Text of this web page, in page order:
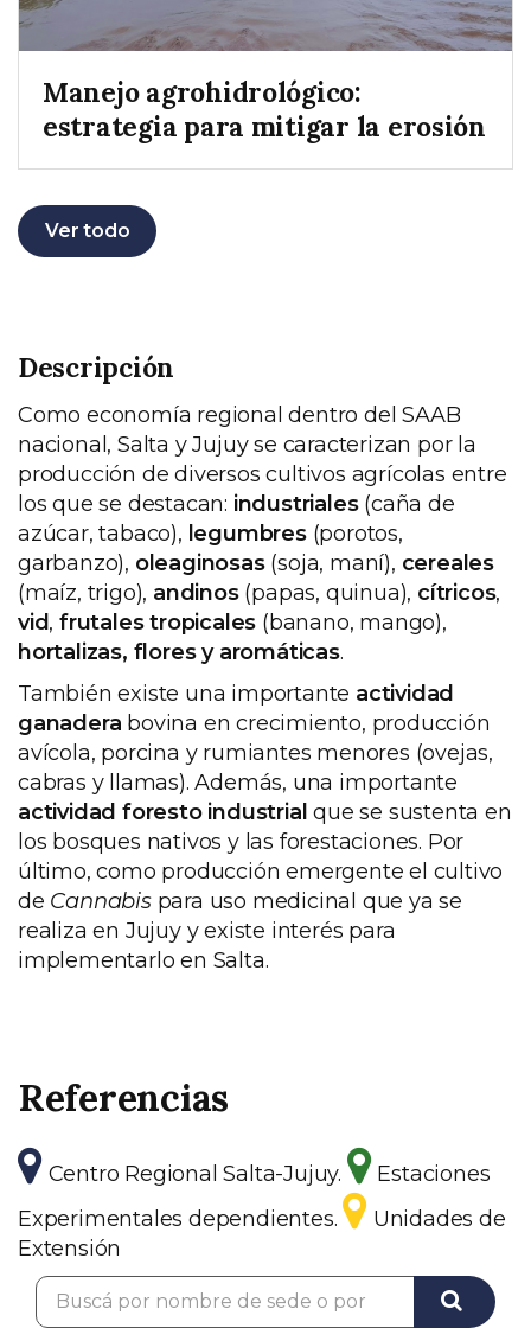
Manejo agrohidrológico:
estrategia para mitigar la erosión
Ver todo
Descripción
Como economía regional dentro del SAAB
nacional, Salta y Jujuy se caracterizan por la
producción de diversos cultivos agrícolas entre
los que se destacan: industriales(caña de
azúcar, tabaco), legumbres(porotos,
garbanzo), oleaginosas(soja, maní), cereales
(maíz, trigo), andinos(papas, quinua), cítricos,
vid,frutales tropicales (banano, mango),
hortalizas, flores y aromáticas.
También existe una importante actividad
ganadera bovina en crecimiento, producción
avícola, porcina y rumiantes menores (ovejas,
cabras y llamas). Además, una importante
actividad foresto industrial que se sustenta en
los bosques nativos y las forestaciones. Por
último, como producción emergente el cultivo
de Cannabispara uso medicinal que ya se
realiza en Jujuy y existe interés para
implementarlo en Salta.
Referencias
Centro Regional Salta-Jujuy.
Estaciones
Experimentales dependientes.
Unidades de
Extensión